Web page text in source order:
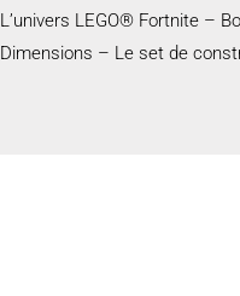
L’univers LEGO® Fortnite –
Dimensions – Le set de